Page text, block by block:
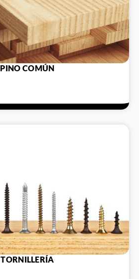
PINO COMÚN
TORNILLERÍA